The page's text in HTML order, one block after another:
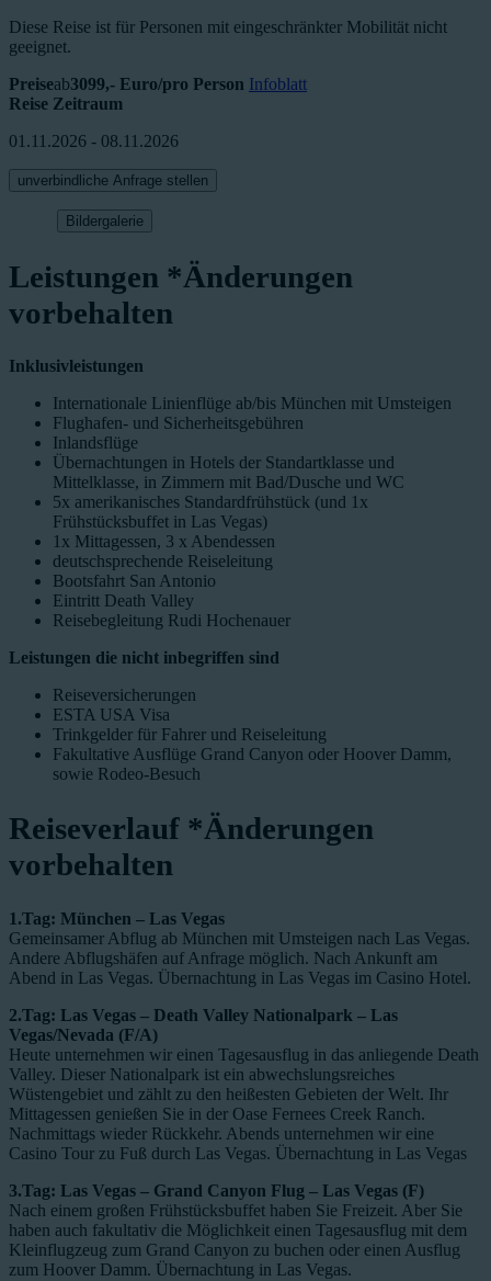
Diese Reise ist für Personen mit eingeschränkter Mobilität nicht
geeignet.
Preiseab3099,- Euro/pro Person Infoblatt
Reise Zeitraum
01.11.2026 - 08.11.2026
unverbindliche Anfrage stellen
Bildergalerie
Leistungen *Änderungen
vorbehalten
Inklusivleistungen
Internationale Linienflüge ab/bis München mit Umsteigen
Flughafen- und Sicherheitsgebühren
Inlandsflüge
Übernachtungen in Hotels der Standartklasse und
Mittelklasse, in Zimmern mit Bad/Dusche und WC
5x amerikanisches Standardfrühstück (und 1x
Frühstücksbuffet in Las Vegas)
1x Mittagessen, 3 x Abendessen
deutschsprechende Reiseleitung
Bootsfahrt San Antonio
Eintritt Death Valley
Reisebegleitung Rudi Hochenauer
Leistungen die nicht inbegriffen sind
Reiseversicherungen
ESTA USA Visa
Trinkgelder für Fahrer und Reiseleitung
Fakultative Ausflüge Grand Canyon oder Hoover Damm,
sowie Rodeo-Besuch
Reiseverlauf *Änderungen
vorbehalten
1.Tag: München – Las Vegas
Gemeinsamer Abflug ab München mit Umsteigen nach Las Vegas.
Andere Abflugshäfen auf Anfrage möglich. Nach Ankunft am
Abend in Las Vegas. Übernachtung in Las Vegas im Casino Hotel.
2.Tag: Las Vegas – Death Valley Nationalpark – Las
Vegas/Nevada (F/A)
Heute unternehmen wir einen Tagesausflug in das anliegende Death
Valley. Dieser Nationalpark ist ein abwechslungsreiches
Wüstengebiet und zählt zu den heißesten Gebieten der Welt. Ihr
Mittagessen genießen Sie in der Oase Fernees Creek Ranch.
Nachmittags wieder Rückkehr. Abends unternehmen wir eine
Casino Tour zu Fuß durch Las Vegas. Übernachtung in Las Vegas
3.Tag: Las Vegas – Grand Canyon Flug – Las Vegas (F)
Nach einem großen Frühstücksbuffet haben Sie Freizeit. Aber Sie
haben auch fakultativ die Möglichkeit einen Tagesausflug mit dem
Kleinflugzeug zum Grand Canyon zu buchen oder einen Ausflug
zum Hoover Damm. Übernachtung in Las Vegas.